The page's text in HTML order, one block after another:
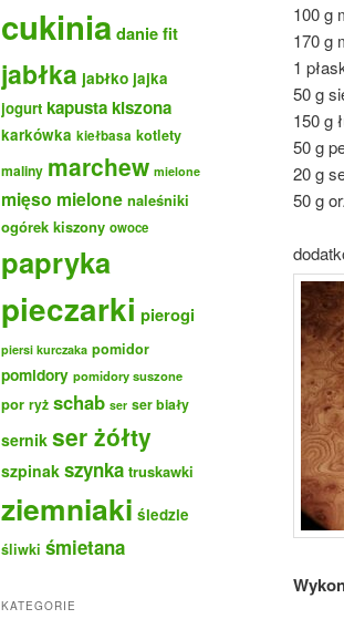
100 g
170 g
1
50 g
150 g
50 g
20 g
50 g
cukiniadanie fit
jabłka jabłko jajka
jogurt kapusta kiszona
karkówka kiełbasa kotlety
maliny marchew mielone
mięso mielone naleśniki
ogórek kiszony owoce
papryka
pieczarki pierogi
piersi kurczaka pomidor
pomidory pomidory suszone
por ryż schab ser ser biały
sernik ser żółty
szpinak szynka truskawki
ziemniaki śledzie
śliwki śmietana
KATEGORIE